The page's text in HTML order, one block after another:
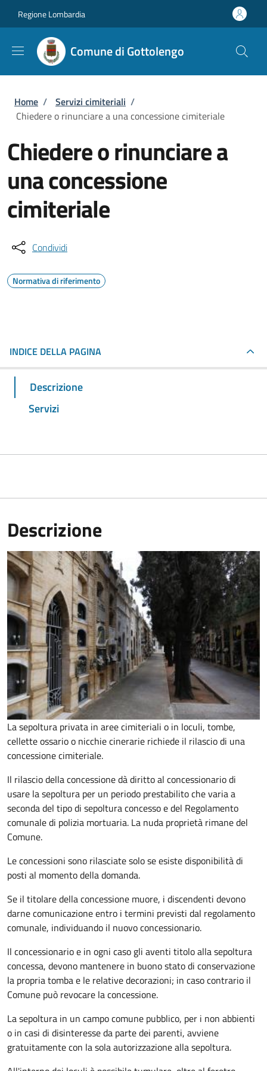
Regione Lombardia
Comune di Gottolengo
Briciole di pane
Home / Servizi cimiteriali /
Chiedere o rinunciare a una concessione cimiteriale
Chiedere o rinunciare a
una concessione
cimiteriale
Condividi
Normativa di riferimento
INDICE DELLA PAGINA
Descrizione
Servizi
Descrizione
La sepoltura privata in aree cimiteriali o in loculi, tombe,
cellette ossario o nicchie cinerarie richiede il rilascio di una
concessione cimiteriale.
Il rilascio della concessione dà diritto al concessionario di
usare la sepoltura per un periodo prestabilito che varia a
seconda del tipo di sepoltura concesso e del Regolamento
comunale di polizia mortuaria. La nuda proprietà rimane del
Comune.
Le concessioni sono rilasciate solo se esiste disponibilità di
posti al momento della domanda.
Se il titolare della concessione muore, i discendenti devono
darne comunicazione entro i termini previsti dal regolamento
comunale, individuando il nuovo concessionario.
Il concessionario e in ogni caso gli aventi titolo alla sepoltura
concessa, devono mantenere in buono stato di conservazione
la propria tomba e le relative decorazioni; in caso contrario il
Comune può revocare la concessione.
La sepoltura in un campo comune pubblico, per i non abbienti
o in casi di disinteresse da parte dei parenti, avviene
gratuitamente con la sola autorizzazione alla sepoltura.